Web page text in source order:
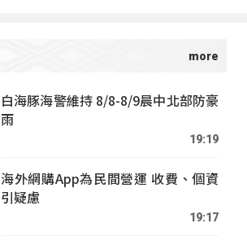
白海豚海警維持 8/8-8/9晨中北部防豪
雨
19:19
海外網購App為民間營運 收費、個資
引疑慮
19:17